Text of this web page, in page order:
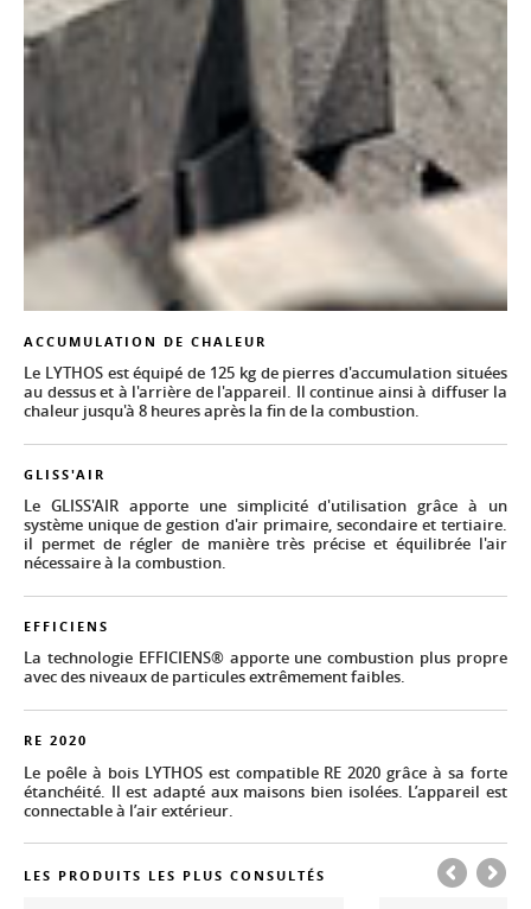
ACCUMULATION DE CHALEUR
Le LYTHOS est équipé de 125 kg de pierres d'accumulation situées
au dessus et à l'arrière de l'appareil. Il continue ainsi à diffuser la
chaleur jusqu'à 8 heures après la fin de la combustion.
GLISS'AIR
Le GLISS'AIR apporte une simplicité d'utilisation grâce à un
système unique de gestion d'air primaire, secondaire et tertiaire.
il permet de régler de manière très précise et équilibrée l'air
nécessaire à la combustion.
EFFICIENS
La technologie EFFICIENS® apporte une combustion plus propre
avec des niveaux de particules extrêmement faibles.
RE 2020
Le poêle à bois LYTHOS est compatible RE 2020 grâce à sa forte
étanchéité. Il est adapté aux maisons bien isolées. L’appareil est
connectable à l’air extérieur.
LES PRODUITS LES PLUS CONSULTÉS